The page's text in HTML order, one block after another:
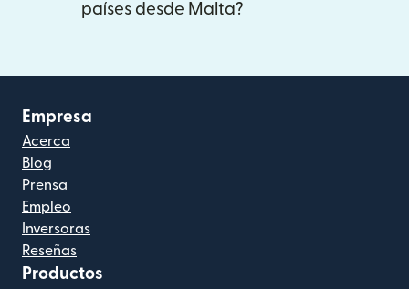
países desde Malta?
Empresa
Acerca
Blog
Prensa
Empleo
Inversoras
Reseñas
Productos